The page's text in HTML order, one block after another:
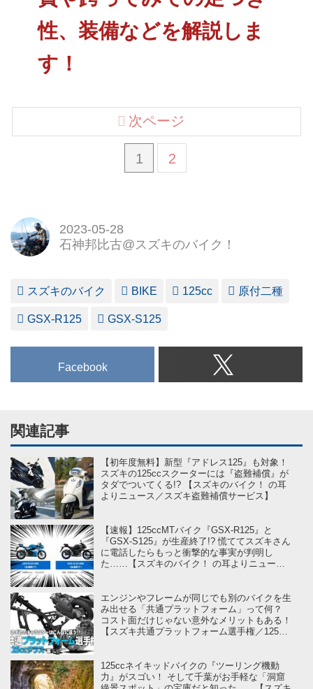
性、装備などを解説しま
す！
1 2
次ページ
2023-05-28
石神邦比古@スズキのバイク！
スズキのバイク BIKE 125cc 原付二種
GSX-R125 GSX-S125
Facebook
関連記事
【初年度無料】新型『アドレス125』も対象！
スズキの125ccスクーターには『盗難補償』が
タダでついてくる!? 【スズキのバイク！ の耳
よりニュース／スズキ盗難補償サービス】
【速報】125ccMTバイク『GSX-R125』と
『GSX-S125』が生産終了!? 慌ててスズキさん
に電話したらもっと衝撃的な事実が判明し
た……【スズキのバイク！ の耳よりニュー
エンジンやフレームが同じでも別のバイクを生
み出せる「共通プラットフォーム」って何？
コスト面だけじゃない意外なメリットもある！
【スズキ共通プラットフォーム選手権／125cc
125ccネイキッドバイクの『ツーリング機動
力』がスゴい！ そして千葉がお手軽な「洞窟